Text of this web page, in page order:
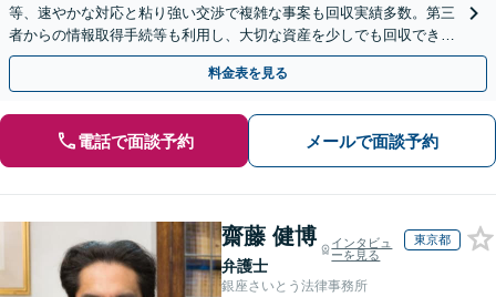
等、速やかな対応と粘り強い交渉で複雑な事案も回収実績多数。第三
者からの情報取得手続等も利用し、大切な資産を少しでも回収できる
よう尽力します【フリーランス・個人事業主のご相談も対応】
料金表を見る
電話で面談予約 メールで面談予約
齋藤 健博
弁護士
インタビュ
ーを見る
東京都
銀座さいとう法律事務所